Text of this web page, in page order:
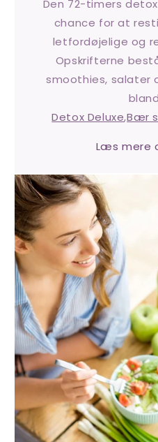
Den 72-timers
chance for at
letfordøjelige og
Opskrifterne
smoothies, salater
Detox Deluxe,Bær
Læs mere